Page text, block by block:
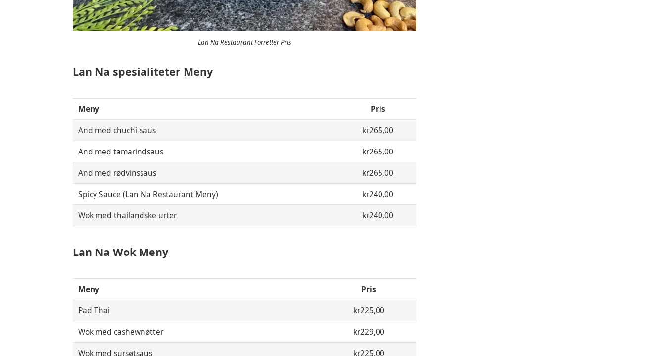
Lan Na Restaurant Forretter Pris
Lan Na spesialiteter Meny
Meny
Pris
And med chuchi-saus
kr265,00
And med tamarindsaus
kr265,00
And med rødvinssaus
kr265,00
Spicy Sauce (Lan Na Restaurant Meny)
kr240,00
Wok med thailandske urter
kr240,00
Lan Na Wok Meny
Meny
Pris
Pad Thai
kr225,00
Wok med cashewnøtter
kr229,00
Wok med sursøtsaus
kr225,00